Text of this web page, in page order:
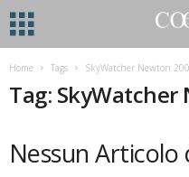
Home Tags SkyWatcher Newton
Tag: SkyWatcher
Nessun Articolo